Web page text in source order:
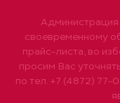
Администрация
своевременному
прайс-листа, во
просим Вас
по тел. +7 (4872) 77-